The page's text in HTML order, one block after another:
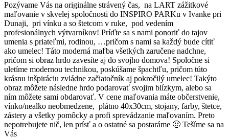
Pozývame Vás na originálne strávený čas, na LART zážitkové
maľovanie v skvelej spoločnosti do INSPIRO PARKu v Ivanke pri
Dunaji, pri vínku a so štetcom v ruke, pod vedením
profesionálnych výtvarníkov! Príďte sa s nami ponoriť do tajov
umenia s priateľmi, rodinou, …pričom s nami sa každý bude cítiť
ako umelec! Táto moderná maľba všetkých zaručene nadchne,
pričom si obraz hrdo zavesíte aj do svojho domova! Spoločne si
uletíme modernou technikou, poskúšame špachtľu, pričom túto
krásnu inšpiráciu zvládne začiatočník aj pokročilý umelec! Takýto
obraz môžete následne hrdo podarovať svojim blízkym, alebo sa
ním môžete sami obdarovať. V cene maľovania máte občerstvenie,
vínko/nealko neobmedzene, plátno 40x30cm, stojany, farby, štetce,
zástery a všetky pomôcky a profi sprevádzanie maľovaním. Preto
nepotrebujete nič, len prísť a o ostatné sa postaráme 🙂 Tešíme sa na
Vás